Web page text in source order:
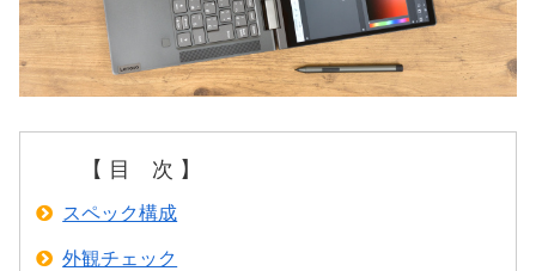
【 目 次 】
スペック構成
外観チェック